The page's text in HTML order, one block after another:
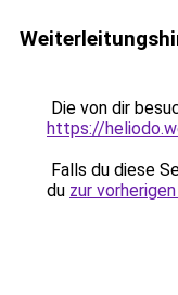
Die von dir
https://
Falls du diese
du zur